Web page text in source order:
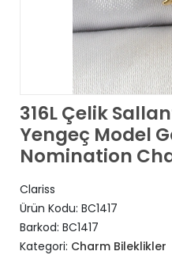
316L Çelik
Yengeç Model
Nomination
Clariss
Ürün Kodu: BC1417
Barkod: BC1417
Kategori: Charm Bileklikler